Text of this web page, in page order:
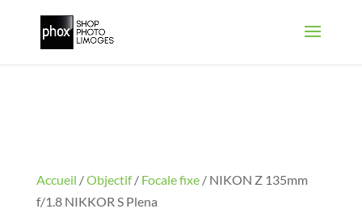
Accueil /Objectif/ Focale fixe/ NIKON Z 135mm
f/1.8 NIKKOR S Plena